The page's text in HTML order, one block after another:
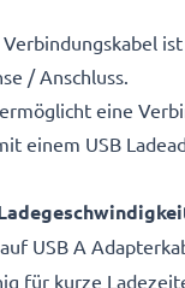
Verbindungskabel
/ Anschluss.
eine
einem USB
USB A
für kurze